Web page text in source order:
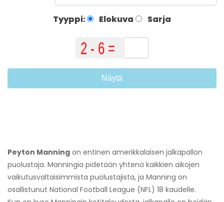
Tyyppi: Elokuva Sarja
Näytä
Peyton Manning on entinen amerikkalaisen jalkapallon
puolustaja. Manningia pidetään yhtenä kaikkien aikojen
vaikutusvaltaisimmista puolustajista, ja Manning on
osallistunut National Football League (NFL) 18 kaudelle.